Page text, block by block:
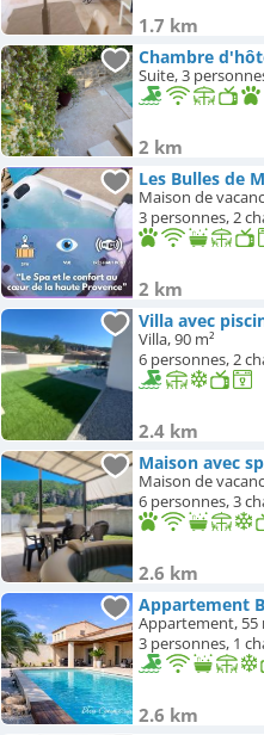
1.7 km
Chambre
Suite, 3
2 km
Maison de
3 personnes, 2
2 km
Villa avec
Villa, 90 m²
6 personnes, 2
2.4 km
Maison avec
Maison de
6 personnes, 3
2.6 km
Appartement, 55
3 personnes, 1
2.6 km